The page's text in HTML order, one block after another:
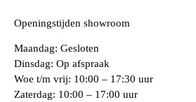
Openingstijden showroom
Maandag: Gesloten
Dinsdag: Op afspraak
Woe t/m vrij: 10:00 – 17:30 uur
Zaterdag: 10:00 – 17:00 uur